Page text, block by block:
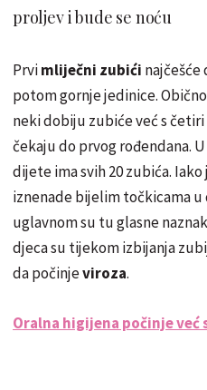
proljev i bude se noću
Prvimliječni zubići najčešće
potom gornje jedinice.
neki dobiju zubiće već s
čekaju do prvog rođendana.
dijete ima svih 20 zubića.
iznenade bijelim točkicama
uglavnom su tu glasne
djeca su tijekom izbijanja
da počinjeviroza.
Oralna higijena počinje već